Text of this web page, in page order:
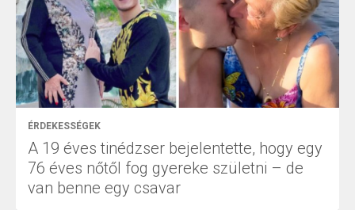
ÉRDEKESSÉGEK
A 19 éves tinédzser bejelentette, hogy egy
76 éves nőtől fog gyereke születni – de
van benne egy csavar